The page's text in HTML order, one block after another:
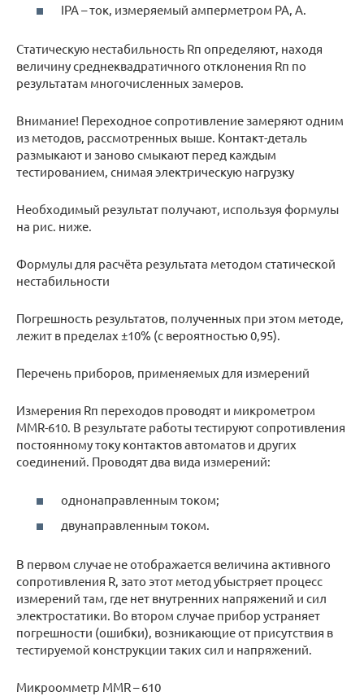
IPA – ток, измеряемый амперметром PA, А.
Статическую нестабильность Rп определяют, находя
величину среднеквадратичного отклонения Rп по
результатам многочисленных замеров.
Внимание! Переходное сопротивление замеряют одним
из методов, рассмотренных выше. Контакт-деталь
размыкают и заново смыкают перед каждым
тестированием, снимая электрическую нагрузку
Необходимый результат получают, используя формулы
на рис. ниже.
Формулы для расчёта результата методом статической
нестабильности
Погрешность результатов, полученных при этом методе,
лежит в пределах ±10% (с вероятностью 0,95).
Перечень приборов, применяемых для измерений
Измерения Rп переходов проводят и микрометром
ММR-610. В результате работы тестируют сопротивления
постоянному току контактов автоматов и других
соединений. Проводят два вида измерений:
однонаправленным током;
двунаправленным током.
В первом случае не отображается величина активного
сопротивления R, зато этот метод убыстряет процесс
измерений там, где нет внутренних напряжений и сил
электростатики. Во втором случае прибор устраняет
погрешности (ошибки), возникающие от присутствия в
тестируемой конструкции таких сил и напряжений.
Микроомметр MMR – 610